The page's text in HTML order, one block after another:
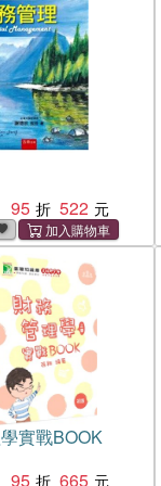
95 522
實戰BOOK
95 665